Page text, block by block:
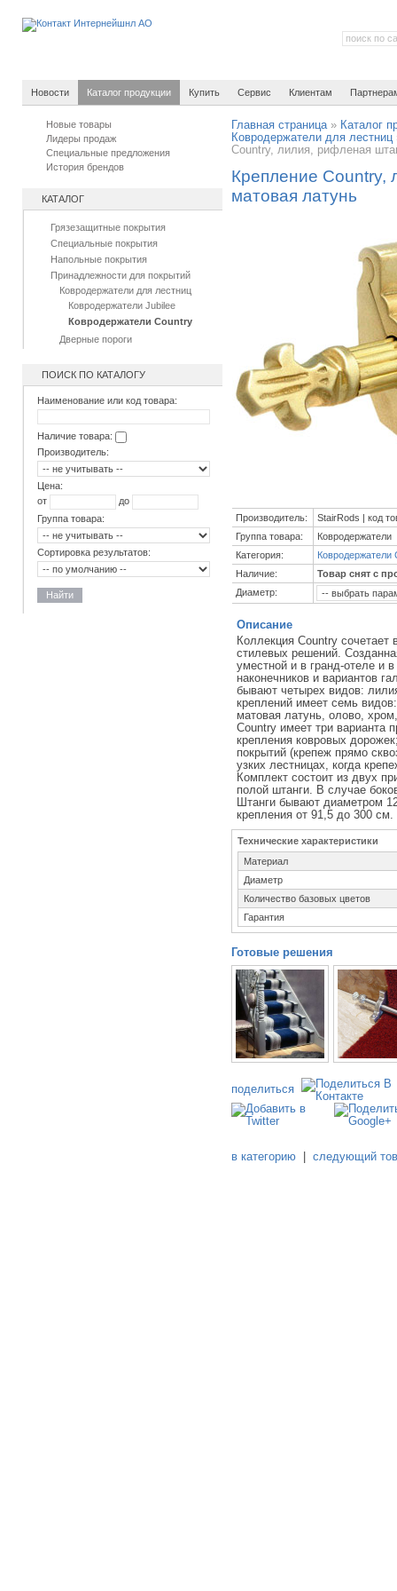
Новости Каталог продукции Купить Сервис Клиентам
Новые товары
Лидеры продаж
Специальные предложения
История брендов
КАТАЛОГ
Грязезащитные покрытия
Специальные покрытия
Напольные покрытия
Принадлежности для покрытий
Ковродержатели для лестниц
Ковродержатели Jubilee
Ковродержатели Country
Дверные пороги
ПОИСК ПО КАТАЛОГУ
Наименование или код товара:
Наличие товара:
Производитель:
Цена:
от
до
Группа товара:
Сортировка результатов:
Найти
Главная страница» Каталог
Ковродержатели для лестниц
Country, лилия, рифленая
Крепление Country,
матовая латунь
Производитель:
StairRods | код
Группа товара:
Ковродержатели
Категория:
Ковродержатели
Наличие:
Товар снят с
Диаметр:
Описание
Коллекция Country сочетает
стилевых решений.
уместной и в гранд-отеле и
наконечников и вариантов
бывают четырех видов:
креплений имеет семь
матовая латунь, олово,
Country имеет три варианта
крепления ковровых
покрытий (крепеж прямо
узких лестницах, когда
Комплект состоит из двух
полой штанги. В случае
Штанги бывают диаметром
крепления от 91,5 до 300 см.
Технические характеристики
Материал
Диаметр
Количество базовых цветов
Гарантия
Готовые решения
поделиться
в категорию |следующий